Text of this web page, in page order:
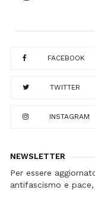
FACEBOOK
TWITTER
INSTAGRAM
NEWSLETTER
Per essere
antifascismo e